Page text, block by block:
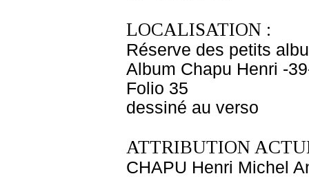
LOCALISATION :
Réserve des petits
Album Chapu Henri -
Folio 35
dessiné au verso
ATTRIBUTION
CHAPU Henri Michel